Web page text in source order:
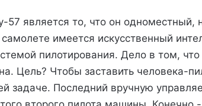
является то, что он одноместный,
имеется искусственный
пилотирования. Дело в том,
Цель? Чтобы заставить человека-
задаче. Последний вручную